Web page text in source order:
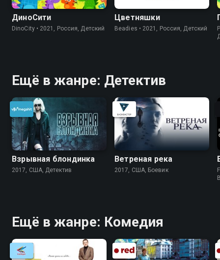
ДиноСити
DinoCity • 2021, Россия, Детский
Цветняшки
Beadies • 2021, Россия, Детский
Ещё в жанре: Детектив
Взрывная блондинка
2017, США, Детектив
Ветреная река
2017, США, Боевик
Ещё в жанре: Комедия